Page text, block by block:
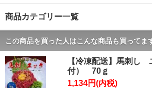
商品カテゴリー一覧
この商品を買った人はこんな商品も買ってま
【冷凍配送】馬刺し
付） 70ｇ
1,134円(内税)